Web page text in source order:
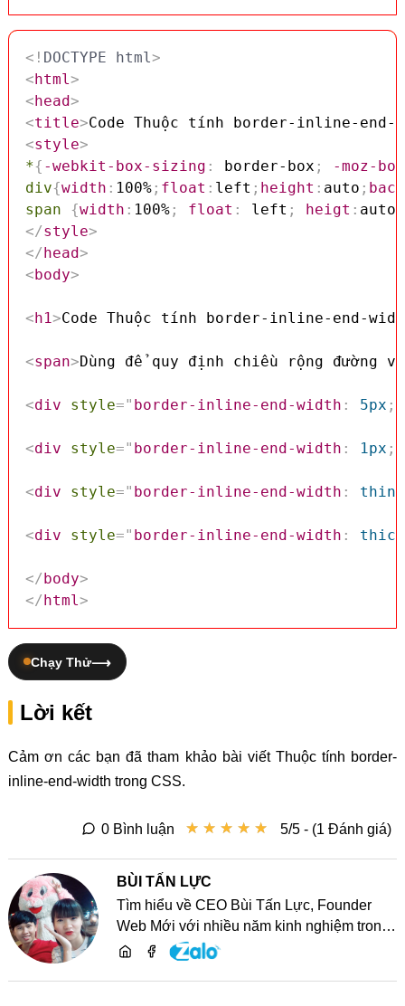
<! DOCTYPE html>
<html>
<head>
<title>Code Thuộc tính border-inline-end-
<style>
*{ -webkit-box-sizing : border-box ;
-moz-
div{width : 100%; float : left ; height : auto ;
span
{width : 100%; float : left ; heigt : auto
</style>
</head>
<body>
<h1>Code Thuộc tính border-inline-end-
<span>Dùng để quy định chiều rộng
<div style=" border-inline-end-width : 5px ;
<div style=" border-inline-end-width : 1px ;
<div style=" border-inline-end-width : thin
<div style=" border-inline-end-width : thick
</body>
</html>
Chạy Thử
Lời kết
Cảm ơn các bạn đã tham khảo bài viết Thuộc tính border-
inline-end-width trong CSS.
★ ★ ★ ★ ★
★ ★ ★ ★ ★ 5/5 - (1 Đánh giá)
0 Bình luận
BÙI TẤN LỰC
Tìm hiểu về CEO Bùi Tấn Lực, Founder
Web Mới với nhiều năm kinh nghiệm trong
lĩnh vực phát triển website, SEO và chia sẻ